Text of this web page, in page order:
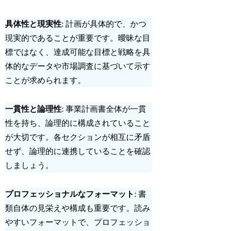
具体性と現実性: 計画が具体的で、かつ
現実的であることが重要です。曖昧な目
標ではなく、達成可能な目標と戦略を具
体的なデータや市場調査に基づいて示す
ことが求められます。
一貫性と論理性: 事業計画書全体が一貫
性を持ち、論理的に構成されていること
が大切です。各セクションが相互に矛盾
せず、論理的に連携していることを確認
しましょう。
プロフェッショナルなフォーマット : 書
類自体の見栄えや構成も重要です。読み
やすいフォーマットで、プロフェッショ